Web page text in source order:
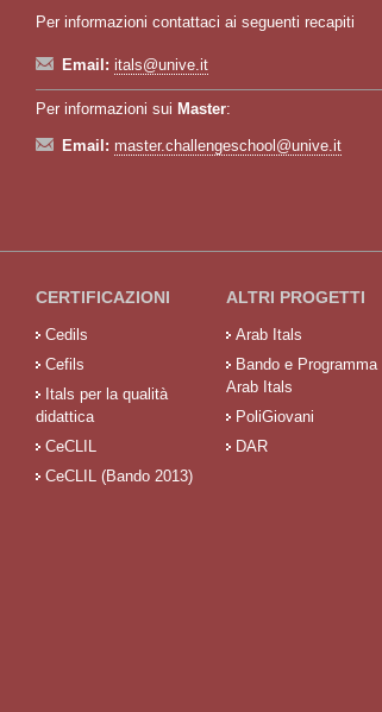
Per informazioni contattaci ai seguenti recapiti
Email: itals@unive.it
Per informazioni sui Master:
Email: master.challengeschool@unive.it
CERTIFICAZIONI
Cedils
Cefils
Itals per la qualità
didattica
CeCLIL
CeCLIL (Bando 2013)
ALTRI PROGETTI
Arab Itals
Bando e Programma
Arab Itals
PoliGiovani
DAR